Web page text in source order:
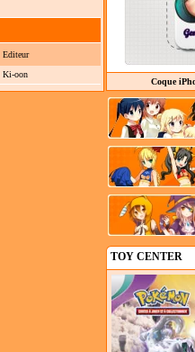
Editeur
Ki-oon
Coque
TOY CENTER